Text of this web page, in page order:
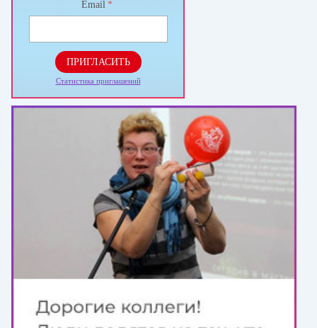
Email *
ПРИГЛАСИТЬ
Статистика приглашений